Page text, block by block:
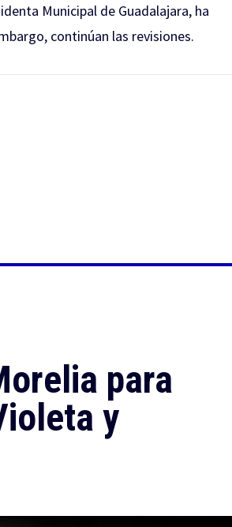
Municipal de Guadalajara, ha
continúan las revisiones.
para
y